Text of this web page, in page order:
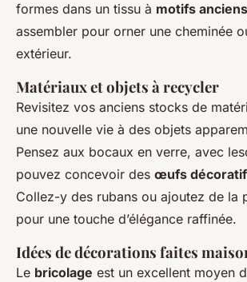
formes dans un tissu à motifs anciens
assembler pour orner une cheminée
extérieur.
Matériaux et objets à recycler
Revisitez vos anciens stocks de
une nouvelle vie à des objets
Pensez aux bocaux en verre, avec
pouvez concevoir des œufs
Collez-y des rubans ou ajoutez de la
pour une touche d’élégance raffinée.
Idées de décorations faites
Le bricolage est un excellent moyen